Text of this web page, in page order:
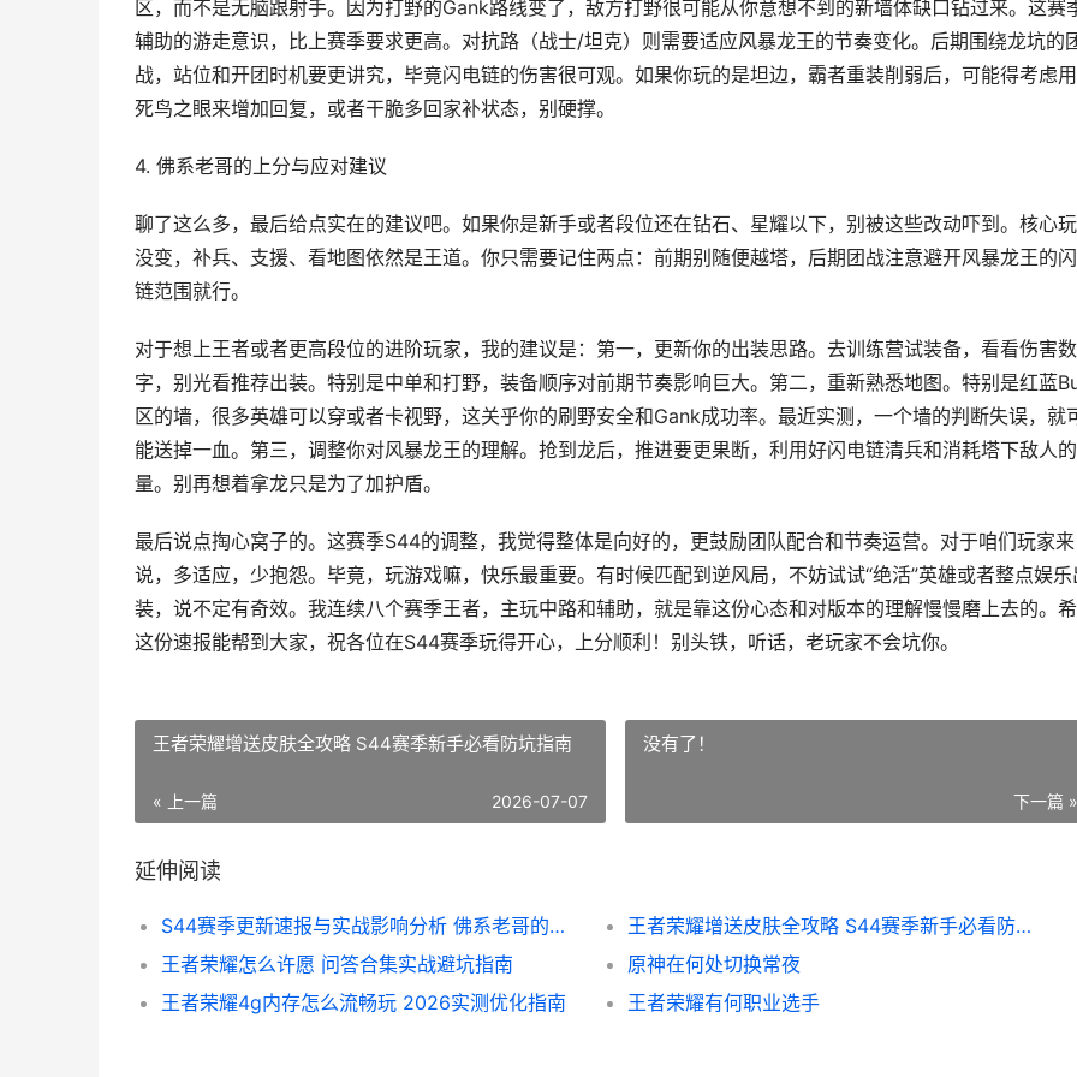
区，而不是无脑跟射手。因为打野的Gank路线变了，敌方打野很可能从你意想不到的新墙体缺口钻过来。这赛
辅助的游走意识，比上赛季要求更高。对抗路（战士/坦克）则需要适应风暴龙王的节奏变化。后期围绕龙坑的
战，站位和开团时机要更讲究，毕竟闪电链的伤害很可观。如果你玩的是坦边，霸者重装削弱后，可能得考虑
死鸟之眼来增加回复，或者干脆多回家补状态，别硬撑。
4. 佛系老哥的上分与应对建议
聊了这么多，最后给点实在的建议吧。如果你是新手或者段位还在钻石、星耀以下，别被这些改动吓到。核心
没变，补兵、支援、看地图依然是王道。你只需要记住两点：前期别随便越塔，后期团战注意避开风暴龙王的
链范围就行。
对于想上王者或者更高段位的进阶玩家，我的建议是：第一，更新你的出装思路。去训练营试装备，看看伤害数
字，别光看推荐出装。特别是中单和打野，装备顺序对前期节奏影响巨大。第二，重新熟悉地图。特别是红蓝
区的墙，很多英雄可以穿或者卡视野，这关乎你的刷野安全和Gank成功率。最近实测，一个墙的判断失误，就
能送掉一血。第三，调整你对风暴龙王的理解。抢到龙后，推进要更果断，利用好闪电链清兵和消耗塔下敌人
量。别再想着拿龙只是为了加护盾。
最后说点掏心窝子的。这赛季S44的调整，我觉得整体是向好的，更鼓励团队配合和节奏运营。对于咱们玩家来
说，多适应，少抱怨。毕竟，玩游戏嘛，快乐最重要。有时候匹配到逆风局，不妨试试“绝活”英雄或者整点娱乐
装，说不定有奇效。我连续八个赛季王者，主玩中路和辅助，就是靠这份心态和对版本的理解慢慢磨上去的。
这份速报能帮到大家，祝各位在S44赛季玩得开心，上分顺利！别头铁，听话，老玩家不会坑你。
王者荣耀增送皮肤全攻略 S44赛季新手必看防坑指南
« 上一篇 2026-07-07
没有了！
下一篇 »
延伸阅读
S44赛季更新速报与实战影响分析 佛系老哥的懒人包
王者荣耀增送皮肤全攻略 S44赛季新手必看防坑指南
王者荣耀怎么许愿 问答合集实战避坑指南
原神在何处切换常夜
王者荣耀4g内存怎么流畅玩 2026实测优化指南
王者荣耀有何职业选手